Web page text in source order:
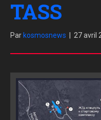
TASS
Par kosmosnews 27 avril